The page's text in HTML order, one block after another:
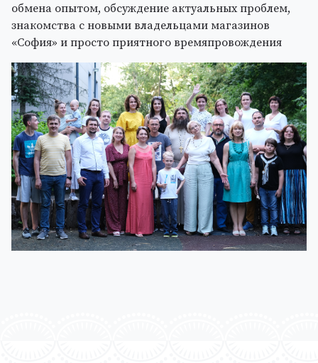
обмена опытом, обсуждение актуальных проблем,
знакомства с новыми владельцами магазинов
«София» и просто приятного времяпровождения